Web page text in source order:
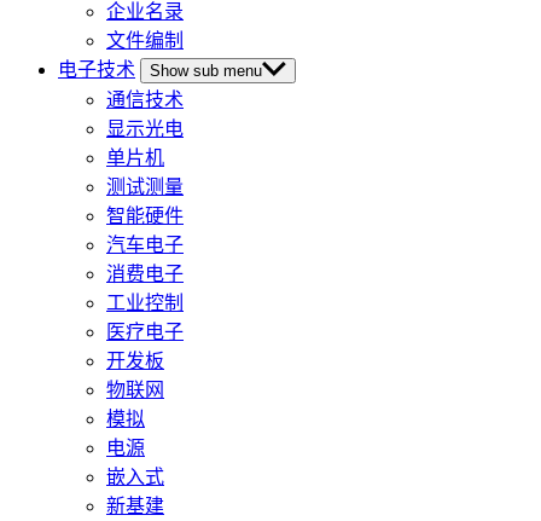
企业名录
文件编制
电子技术
Show sub menu
通信技术
显示光电
单片机
测试测量
智能硬件
汽车电子
消费电子
工业控制
医疗电子
开发板
物联网
模拟
电源
嵌入式
新基建